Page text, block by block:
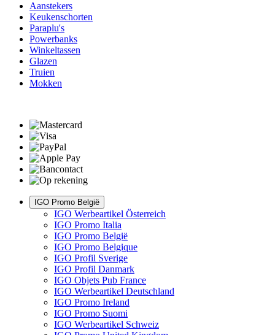
Aanstekers
Keukenschorten
Paraplu's
Powerbanks
Winkeltassen
Glazen
Truien
Mokken
IGO Promo België
IGO Werbeartikel Österreich
IGO Promo Italia
IGO Promo België
IGO Promo Belgique
IGO Profil Sverige
IGO Profil Danmark
IGO Objets Pub France
IGO Werbeartikel Deutschland
IGO Promo Ireland
IGO Promo Suomi
IGO Werbeartikel Schweiz